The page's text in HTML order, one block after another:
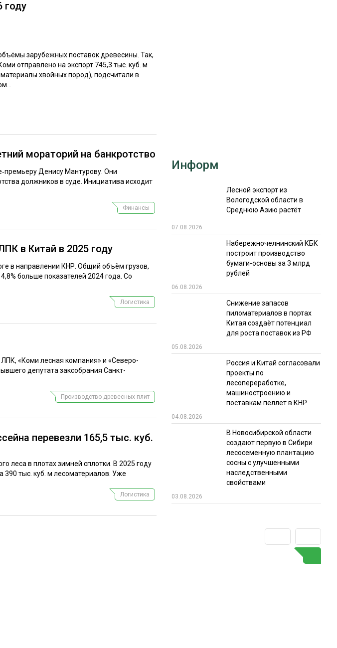
РЫНОК
году
зарубежных поставок древесины. Так,
отправлено на экспорт 745,3 тыс. куб. м
хвойных пород), подсчитали в
мораторий на банкротство
Денису Мантурову. Они
должников в суде. Инициатива исходит
Финансы
в Китай в 2025 году
в направлении КНР. Общий объём грузов,
больше показателей 2024 года. Со
Логистика
«Коми лесная компания» и «Северо-
депутата заксобрания Санкт-
Производство древесных плит
перевезли 165,5 тыс. куб.
леса в плотах зимней сплотки. В 2025 году
тыс. куб. м лесоматериалов. Уже
Логистика
Информ
Лесной экспорт из
Вологодской области в
Среднюю Азию растёт
07.08.2026
Набережночелнинский КБК
построит производство
бумаги-основы за 3 млрд
рублей
06.08.2026
Снижение запасов
пиломатериалов в портах
Китая создаёт потенциал
для роста поставок из РФ
05.08.2026
Россия и Китай согласовали
проекты по
лесопереработке,
машиностроению и
поставкам пеллет в КНР
04.08.2026
В Новосибирской области
создают первую в Сибири
лесосеменную плантацию
сосны с улучшенными
наследственными
свойствами
03.08.2026